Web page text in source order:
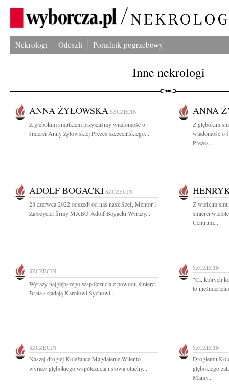
Nekrologi Odeszli Poradnik pogrzebowy
Inne nekrologi
ANNA ŻYŁOWSKA SZCZECIN
Z głębokim smutkiem przyjęliśmy wiadomość o
śmierci Anny Żyłowskiej Prezes szczecińskiego...
ANNA
Z głębokim
wiadomość o
Prezes...
ADOLF BOGACKI SZCZECIN
28 czerwca 2022 odszedł od nas nasz Szef, Mentor i
Założyciel firmy MABO Adolf Bogacki Wyrazy...
Z wielkim
śmierci
Centrum...
SZCZECIN
Wyrazy najgłębszego współczucia z powodu śmierci
Brata składają Karolowi Sychowi...
SZCZECIN
"Ci, których
to
SZCZECIN
Naszej drogiej Koleżance Magdalenie Wilento
wyrazy głębokiego współczucia i słowa otuchy...
SZCZECIN
Drogiemu
głębokiego
Mamy...